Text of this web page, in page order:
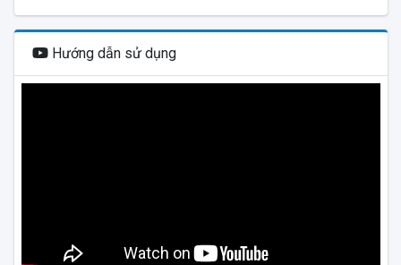
Hướng dẫn sử dụng